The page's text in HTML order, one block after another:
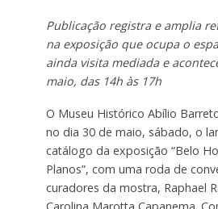
Publicação registra e amplia
na exposição que ocupa o
ainda visita mediada e
maio, das 14h às 17h
O Museu Histórico Abílio
no dia 30 de maio, sábado, o
catálogo da exposição “Belo
Planos”, com uma roda de
curadores da mostra, Raphael